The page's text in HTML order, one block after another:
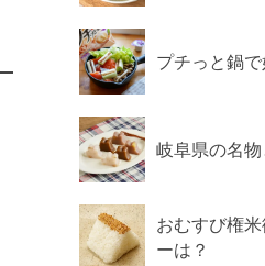
プチっと鍋
岐阜県の名物
おむすび権
ーは？